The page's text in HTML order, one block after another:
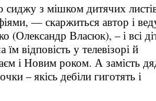
з мішком дитячих
— скаржиться автор і
(Олександр Власюк), – і всі
відповість у телевізорі й
і Новим роком. А замість
– якісь дебіли гиготять і